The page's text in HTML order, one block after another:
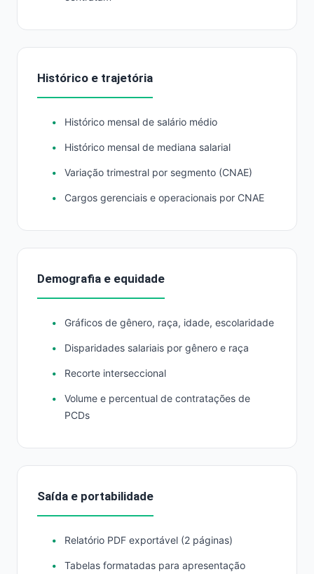
Histórico e trajetória
Histórico mensal de salário médio
Histórico mensal de mediana salarial
Variação trimestral por segmento (CNAE)
Cargos gerenciais e operacionais por CNAE
Demografia e equidade
Gráficos de gênero, raça, idade, escolaridade
Disparidades salariais por gênero e raça
Recorte interseccional
Volume e percentual de contratações de
PCDs
Saída e portabilidade
Relatório PDF exportável (2 páginas)
Tabelas formatadas para apresentação